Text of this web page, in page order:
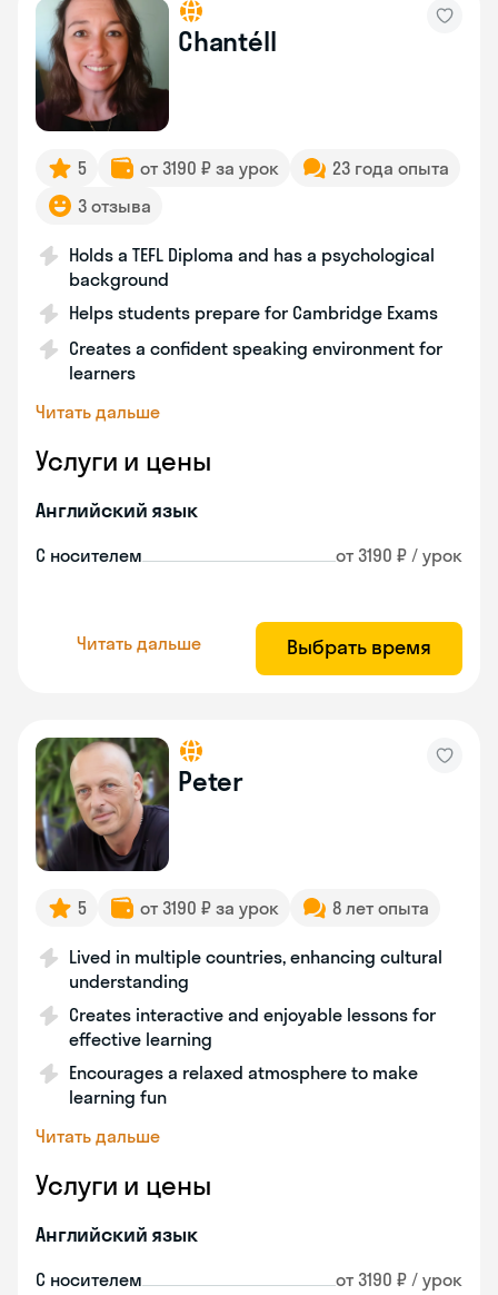
Chantéll
5 от 3190 ₽ за урок
23 года опыта
3 отзыва
Holds a TEFL Diploma and has a psychological
background
Helps students prepare for Cambridge Exams
Creates a confident speaking environment for
learners
Читать дальше
Услуги и цены
Английский язык
С носителем от 3190 ₽ / урок
Читать дальше Выбрать время
Peter
5 от 3190 ₽ за урок 8 лет опыта
Lived in multiple countries, enhancing cultural
understanding
Creates interactive and enjoyable lessons for
effective learning
Encourages a relaxed atmosphere to make
learning fun
Читать дальше
Услуги и цены
Английский язык
С носителем от 3190 ₽ / урок